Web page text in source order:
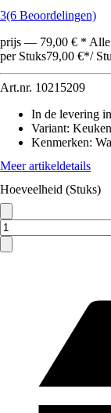
3(6 Beoordelingen)
prijs — 79,00 € * Alle
per Stuks79,00 €*/
Art.nr. 10215209
In de levering
Variant:
Kenmerken:
Meer artikeldetails
Hoeveelheid (Stuks)